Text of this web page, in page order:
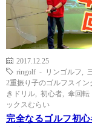
2017.12.25
ringolf - リンゴルフ
2重振り子のゴルフスイン
きドリル
初心者 傘回転
ックスむらい
完全なるゴルフ初